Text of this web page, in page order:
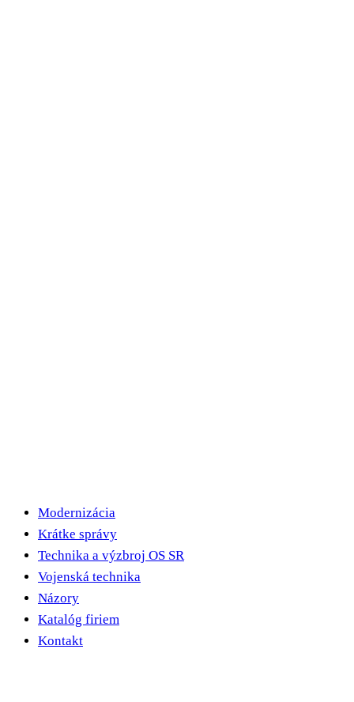
Modernizácia
Krátke správy
Technika a výzbroj OS SR
Vojenská technika
Názory
Katalóg firiem
Kontakt